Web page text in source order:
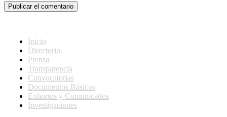
Inicio
Directorio
Prensa
Transparencia
Convocatorias
Documentos Básicos
Exhortos y Comunicados
Investigaciones